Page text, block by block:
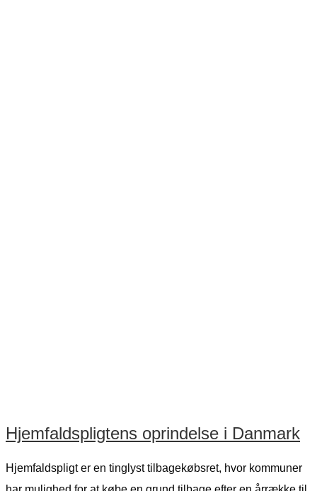
Hjemfaldspligtens oprindelse i Danmark
Hjemfaldspligt er en tinglyst tilbagekøbsret, hvor kommuner